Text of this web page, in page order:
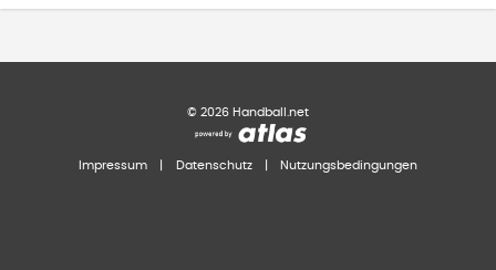
© 2026 Handball.net
Impressum Datenschutz Nutzungsbedingungen